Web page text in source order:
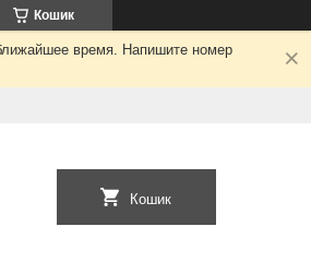
Кошик
время. Напишите номер
Кошик